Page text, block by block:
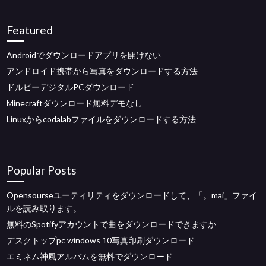
Featured
Androidでダウンロードアプリを開けない
アンドロイド携帯から写真をダウンロードする方法
ドルビーデジタルPCダウンロード
Minecraftダウンロード無料デモなし
Linuxからcodalabファイルをダウンロードする方法
Popular Posts
Opensourseユーティリティをダウンロードして、「。mai」ファイ
ルを読み取ります。
無料のSpotifyアカウントで曲をダウンロードできますか
デスクトップpc windows 10写真印刷ダウンロード
エミネム神風アルバムを無料でダウンロード